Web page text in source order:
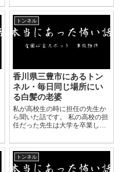
す。 山奥なので目印になる建物
などがあまりないため...
トンネル
香川県三豊市にあるトン
ネル・毎日同じ場所にい
る白髪の老婆
私が高校生の時に担任の先生か
ら聞いた話です。 私の高校の担
任だった先生は大学を卒業した
の大学を卒業し、故郷の香川県
に帰ってきました。 実家は香川
県ですが、勤務する高校が三豊
市という田舎の学校だ...
トンネル